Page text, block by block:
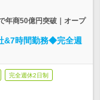
年商50億円突破｜オープ
&7時間勤務◆完全週
完全週休2日制